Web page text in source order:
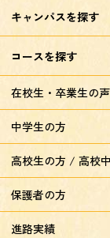
キャンパスを探す
コースを探す
在校生・卒業生の声
中学生の方
高校生の方 / 高校
保護者の方
進路実績